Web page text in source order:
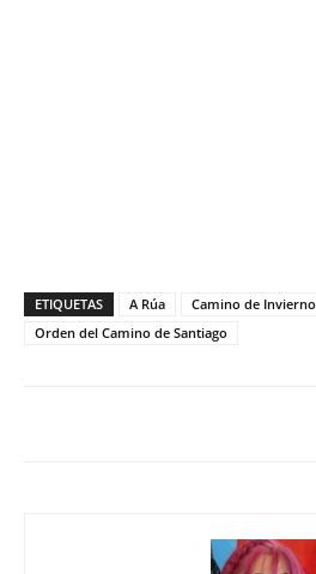
ETIQUETAS A Rúa Camino de Invierno
Orden del Camino de Santiago